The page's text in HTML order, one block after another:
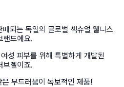
되는 독일의 글로벌 섹슈얼 웰니스
랜드에요.
성 피부를 위해 특별하게 개발된
브젤이죠.
부드러움이 독보적인 제품!